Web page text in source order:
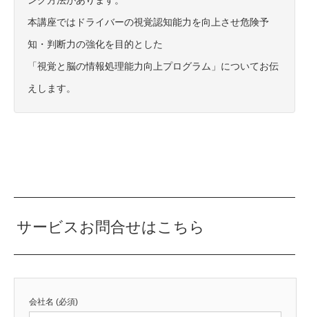
本講座ではドライバーの視覚認知能力を向上させ危険予
知・判断力の強化を目的とした
「視覚と脳の情報処理能力向上プログラム」についてお伝
えします。
サービスお問合せはこちら
会社名 (必須)